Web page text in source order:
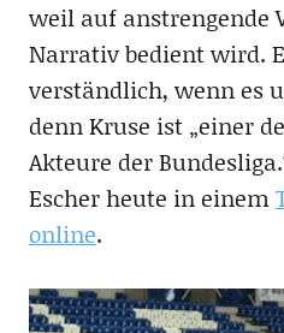
weil auf anstrengende
Narrativ bedient wird.
verständlich, wenn es
denn Kruse ist „einer
Akteure der
Escher heute in einem
online.